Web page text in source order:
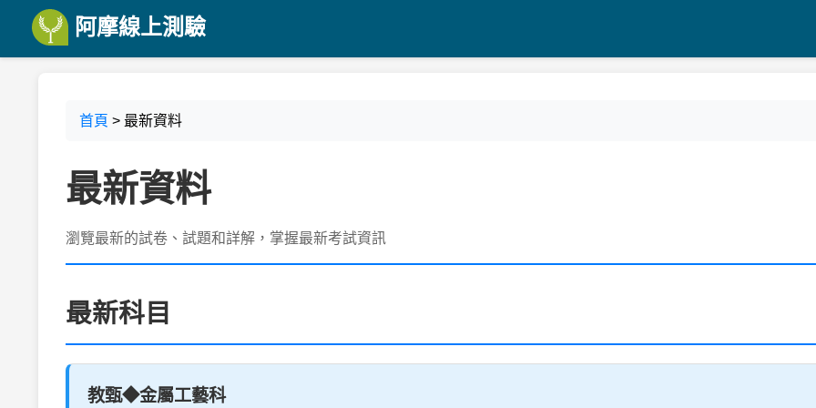
阿摩線上測驗
首頁 > 最新資料
最新資料
瀏覽最新的試卷、試題和詳解，掌握最新考試資訊
最新科目
教甄◆金屬工藝科